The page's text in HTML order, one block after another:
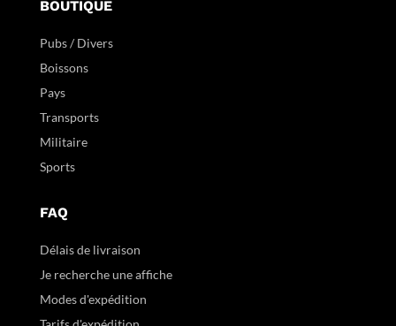
BOUTIQUE
Pubs / Divers
Boissons
Pays
Transports
Militaire
Sports
FAQ
Délais de livraison
Je recherche une affiche
Modes d'expédition